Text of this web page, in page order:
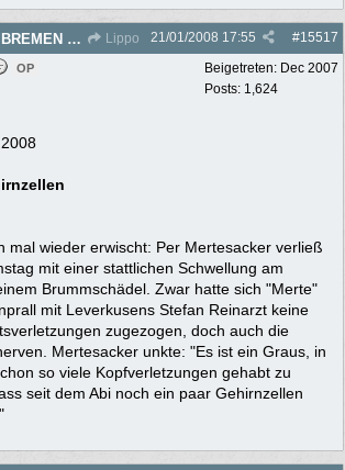
Re: SV WERDER BREMEN 2007/2008 - Rückrunde Lippo #15517
21/01/2008 17:55
Beigetreten: Dec 2007
Posts: 1,624
OP
mal wieder erwischt: Per Mertesacker verließ
mit einer stattlichen Schwellung am
Brummschädel. Zwar hatte sich "Merte"
mit Leverkusens Stefan Reinarzt keine
zugezogen, doch auch die
Mertesacker unkte: "Es ist ein Graus, in
so viele Kopfverletzungen gehabt zu
seit dem Abi noch ein paar Gehirnzellen